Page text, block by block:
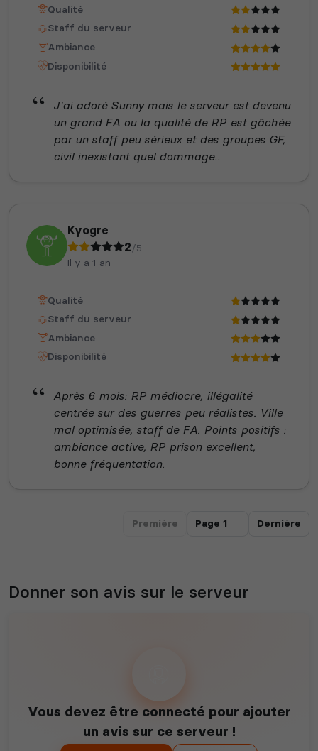
Qualité
Staff du serveur
Ambiance
Disponibilité
J'ai adoré Sunny mais le serveur est devenu
un grand FA ou la qualité de RP est gâchée
par un staff peu sérieux et des groupes GF,
civil inexistant quel dommage..
Kyogre
2/5
il y a 1 an
Qualité
Staff du serveur
Ambiance
Disponibilité
Après 6 mois: RP médiocre, illégalité
centrée sur des guerres peu réalistes. Ville
mal optimisée, staff de FA. Points positifs :
ambiance active, RP prison excellent,
bonne fréquentation.
Première Dernière
Donner son avis sur le serveur
Vous devez être connecté pour ajouter
un avis sur ce serveur !